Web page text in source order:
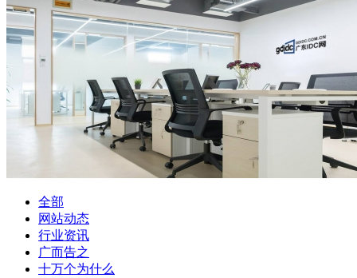
全部
网站动态
行业资讯
广而告之
十万个为什么